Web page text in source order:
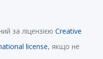
за ліцензією Creative
license, якщо не